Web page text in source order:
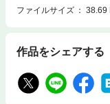
ファイルサイズ
38.69
作品をシェアする